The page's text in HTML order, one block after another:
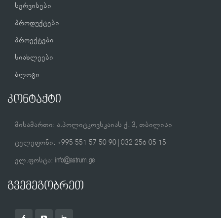
სერვისები
პროდუქტები
პროექტები
სიახლეები
ბლოგი
კონტაქტი
მისამართი: ა.პოლიტკოვსკაიას ქ. 3, თბილისი
ტელეფონი: +995 551 57 50 90 | 032 256 05 15
ელ.ფოსტა: info@astrum.ge
გვემეგობრეთ